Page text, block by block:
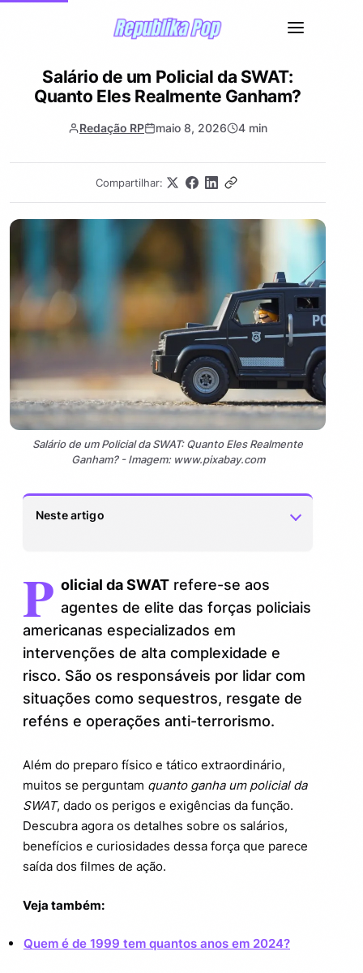
Salário de um Policial da SWAT:
Quanto Eles Realmente Ganham?
Redação RP maio 8, 2026 4 min
Compartilhar:
Salário de um Policial da SWAT: Quanto Eles Realmente
Ganham? - Imagem: www.pixabay.com
Neste artigo
nos Estados Unidos
Salário versus responsabilidades: um
equilíbrio complexo
2.
Benefícios e adicionais que
complementam a remuneração
3. Curiosidades sobre a carreira na SWAT
4.
Quanto ganha um policial da SWAT no
Brasil?
4.1. Dicas para quem deseja seguir essa
carreira
P olicial da SWATrefere-se aos
agentes de elite das forças policiais
americanas especializados em
intervenções de alta complexidade e
risco. São os responsáveis por lidar com
situações como sequestros, resgate de
reféns e operações anti-terrorismo.
Além do preparo físico e tático extraordinário,
muitos se perguntam quanto ganha um policial da
SWAT, dado os perigos e exigências da função.
Descubra agora os detalhes sobre os salários,
benefícios e curiosidades dessa força que parece
saída dos filmes de ação.
Veja também:
Quem é de 1999 tem quantos anos em 2024?